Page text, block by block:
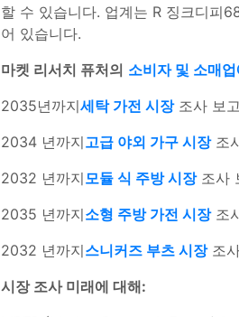
할 수 있습니다. 업계는 R 징크디피
어 있습니다.
마켓 리서치 퓨처의 소비자 및 소매업
2035년까지세탁 가전 시장조사 보
2034 년까지고급 야외 가구 시장조
2032 년까지모듈 식 주방 시장조사
2035 년까지소형 주방 가전 시장조
2032 년까지스니커즈 부츠 시장조
시장 조사 미래에 대해: